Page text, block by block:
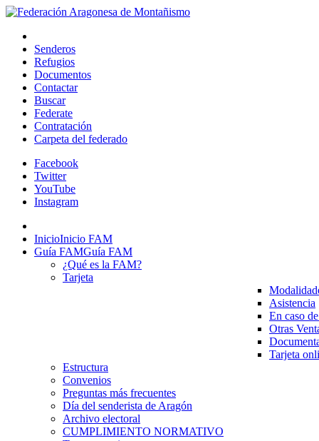
Senderos
Refugios
Documentos
Contactar
Buscar
Federate
Contratación
Carpeta del federado
Facebook
Twitter
YouTube
Instagram
InicioInicio FAM
Guía FAMGuía FAM
¿Qué es la FAM?
Tarjeta
Asistencia
En caso
Otras
Tarjeta
Estructura
Convenios
Preguntas más frecuentes
Día del senderista de Aragón
Archivo electoral
CUMPLIMIENTO NORMATIVO